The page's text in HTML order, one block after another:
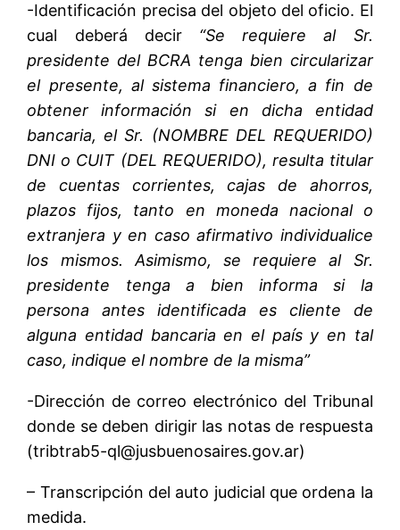
-Identificación precisa del objeto del oficio. El
cual deberá decir “Se requiere al Sr.
presidente del BCRA tenga bien circularizar
el presente, al sistema financiero, a fin de
obtener información si en dicha entidad
bancaria, el Sr. (NOMBRE DEL REQUERIDO)
DNI o CUIT (DEL REQUERIDO), resulta titular
de cuentas corrientes, cajas de ahorros,
plazos fijos, tanto en moneda nacional o
extranjera y en caso afirmativo individualice
los mismos. Asimismo, se requiere al Sr.
presidente tenga a bien informa si la
persona antes identificada es cliente de
alguna entidad bancaria en el país y en tal
caso, indique el nombre de la misma”
-Dirección de correo electrónico del Tribunal
donde se deben dirigir las notas de respuesta
(tribtrab5-ql@jusbuenosaires.gov.ar)
– Transcripción del auto judicial que ordena la
medida.